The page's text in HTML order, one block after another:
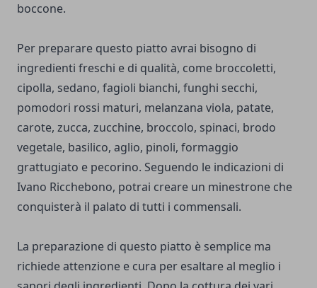
boccone.
Per preparare questo piatto avrai bisogno di
ingredienti freschi e di qualità, come broccoletti,
cipolla, sedano, fagioli bianchi, funghi secchi,
pomodori rossi maturi, melanzana viola, patate,
carote, zucca, zucchine, broccolo, spinaci, brodo
vegetale, basilico, aglio, pinoli, formaggio
grattugiato e pecorino. Seguendo le indicazioni di
Ivano Ricchebono, potrai creare un minestrone che
conquisterà il palato di tutti i commensali.
La preparazione di questo piatto è semplice ma
richiede attenzione e cura per esaltare al meglio i